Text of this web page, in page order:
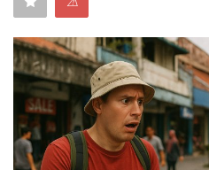
Kejahatan
Cybers Event